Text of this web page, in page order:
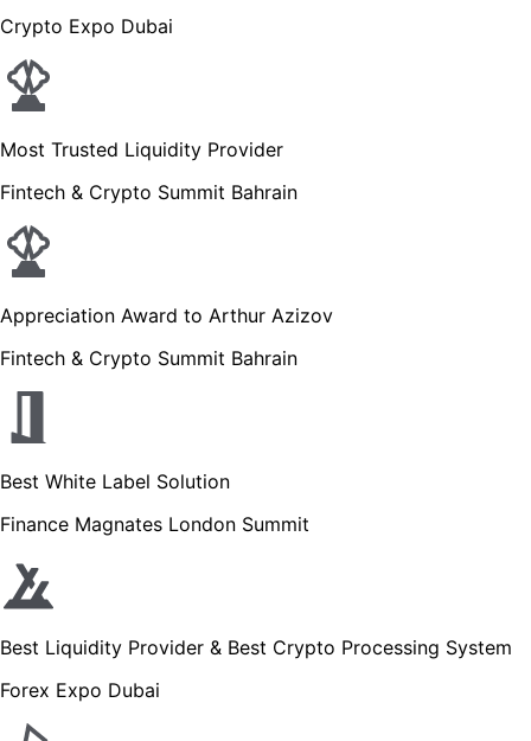
Crypto Expo Dubai
Most Trusted Liquidity Provider
Fintech & Crypto Summit Bahrain
Appreciation Award to Arthur Azizov
Fintech & Crypto Summit Bahrain
Best White Label Solution
Finance Magnates London Summit
Best Liquidity Provider & Best Crypto Processing System
Forex Expo Dubai